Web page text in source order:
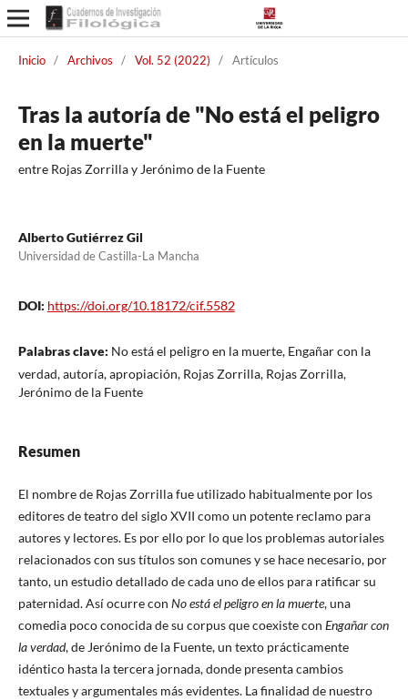
Inicio / Archivos / Vol. 52 (2022) / Artículos
Tras la autoría de "No está el peligro
en la muerte"
entre Rojas Zorrilla y Jerónimo de la Fuente
Alberto Gutiérrez Gil
Universidad de Castilla-La Mancha
DOI: https://doi.org/10.18172/cif.5582
Palabras clave: No está el peligro en la muerte, Engañar con la
verdad, autoría, apropiación, Rojas Zorrilla, Rojas Zorrilla,
Jerónimo de la Fuente
Resumen
El nombre de Rojas Zorrilla fue utilizado habitualmente por los
editores de teatro del siglo XVII como un potente reclamo para
autores y lectores. Es por ello por lo que los problemas autoriales
relacionados con sus títulos son comunes y se hace necesario, por
tanto, un estudio detallado de cada uno de ellos para ratificar su
paternidad. Así ocurre con No está el peligro en la muerte, una
comedia poco conocida de su corpus que coexiste con Engañar con
la verdad, de Jerónimo de la Fuente, un texto prácticamente
idéntico hasta la tercera jornada, donde presenta cambios
textuales y argumentales más evidentes. La finalidad de nuestro